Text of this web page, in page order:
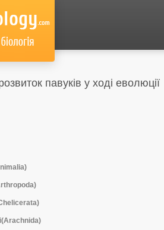
павуків у ході еволюції